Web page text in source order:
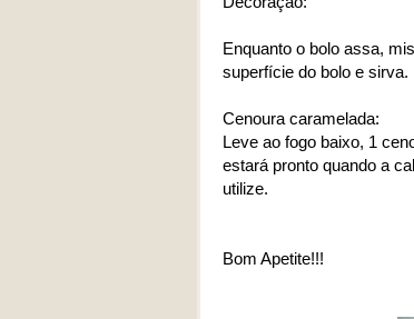
Enquanto o bolo assa,
superfície do bolo e sirva.
Cenoura caramelada:
Leve ao fogo baixo, 1
estará pronto quando a
utilize.
Bom Apetite!!!